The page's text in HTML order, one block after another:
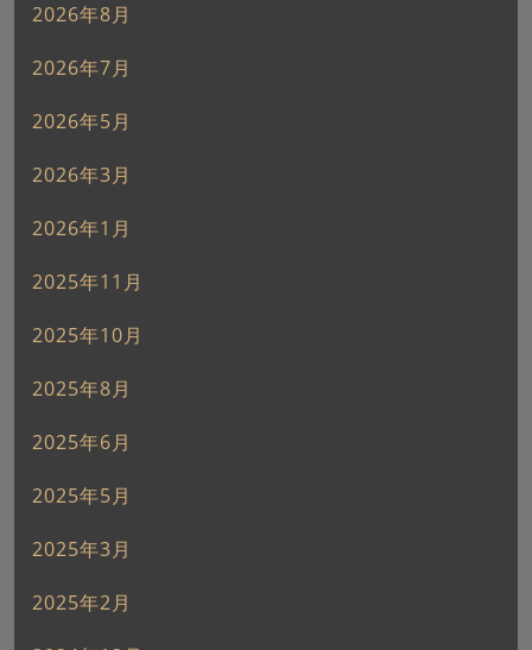
2026年8月
2026年7月
2026年5月
2026年3月
2026年1月
2025年11月
2025年10月
2025年8月
2025年6月
2025年5月
2025年3月
2025年2月